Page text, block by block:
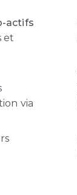
actifs
et
via